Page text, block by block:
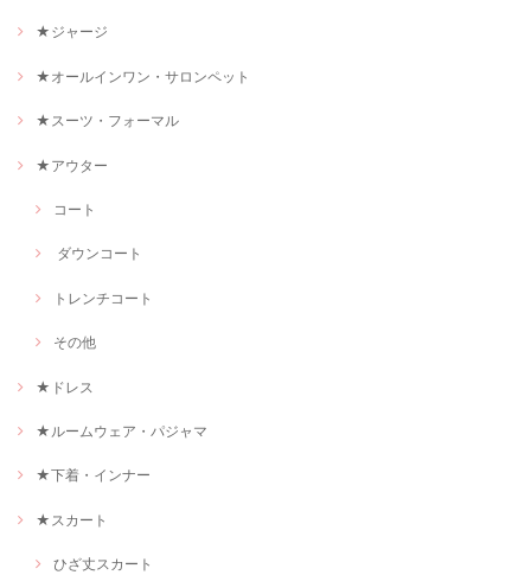
★ジャージ
★オールインワン・サロンペット
★スーツ・フォーマル
★アウター
コート
ダウンコート
トレンチコート
その他
★ドレス
★ルームウェア・パジャマ
★下着・インナー
★スカート
ひざ丈スカート